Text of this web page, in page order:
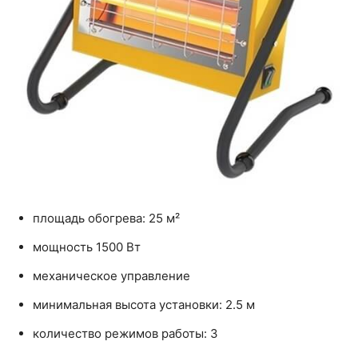
площадь обогрева: 25 м²
мощность 1500 Вт
механическое управление
минимальная высота установки: 2.5 м
количество режимов работы: 3